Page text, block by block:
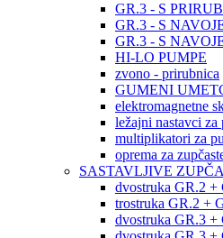
GR.3 - S
GR.3 - S
GR.3 - S
HI-LO PUMPE
zvono - prirubnica
GUMENI
elektromagnetne
ležajni nastavci za
multiplikatori za
oprema za
SASTAVLJIVE
dvostruka GR.2
trostruka GR.2 +
dvostruka GR.3